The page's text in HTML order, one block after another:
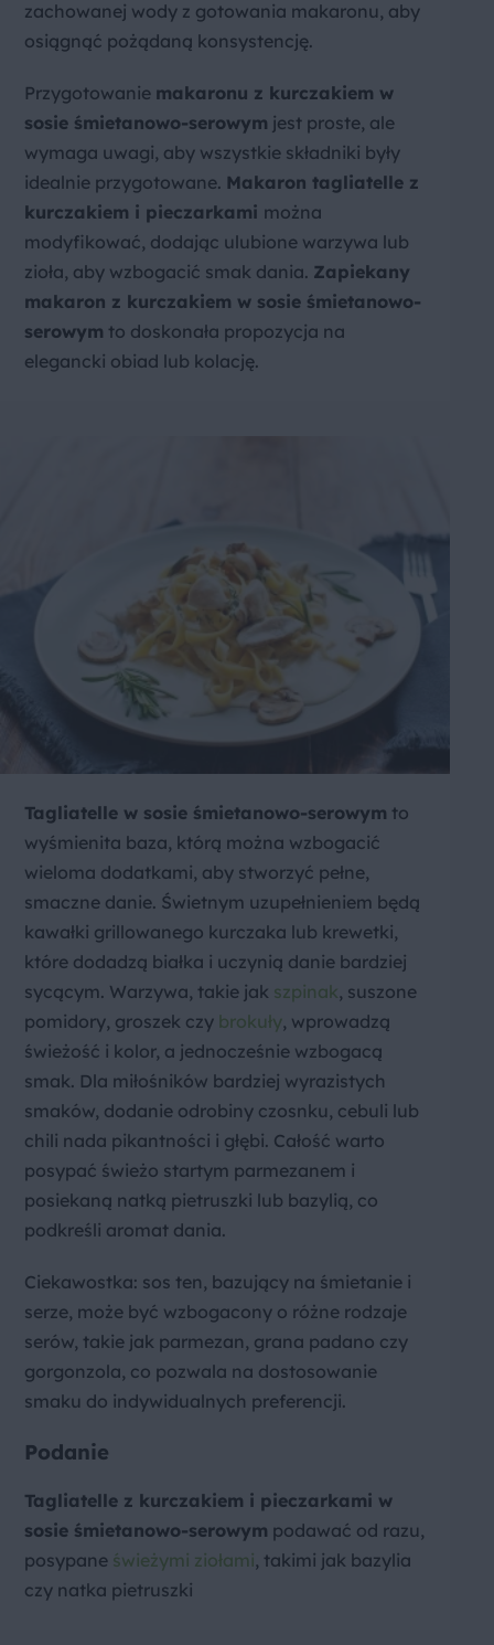
zachowanej wody z gotowania makaronu, aby
osiągnąć pożądaną konsystencję.
Przygotowanie makaronu z kurczakiem w
sosie śmietanowo-serowym jest proste, ale
wymaga uwagi, aby wszystkie składniki były
idealnie przygotowane. Makaron tagliatelle z
kurczakiem i pieczarkami można
modyfikować, dodając ulubione warzywa lub
zioła, aby wzbogacić smak dania. Zapiekany
makaron z kurczakiem w sosie śmietanowo-
serowym to doskonała propozycja na
elegancki obiad lub kolację.
Tagliatelle w sosie śmietanowo-serowym to
wyśmienita baza, którą można wzbogacić
wieloma dodatkami, aby stworzyć pełne,
smaczne danie. Świetnym uzupełnieniem będą
kawałki grillowanego kurczaka lub krewetki,
które dodadzą białka i uczynią danie bardziej
sycącym. Warzywa, takie jak szpinak, suszone
pomidory, groszek czy brokuły, wprowadzą
świeżość i kolor, a jednocześnie wzbogacą
smak. Dla miłośników bardziej wyrazistych
smaków, dodanie odrobiny czosnku, cebuli lub
chili nada pikantności i głębi. Całość warto
posypać świeżo startym parmezanem i
posiekaną natką pietruszki lub bazylią, co
podkreśli aromat dania.
Ciekawostka: sos ten, bazujący na śmietanie i
serze, może być wzbogacony o różne rodzaje
serów, takie jak parmezan, grana padano czy
gorgonzola, co pozwala na dostosowanie
smaku do indywidualnych preferencji.
Podanie
Tagliatelle z kurczakiem i pieczarkami w
sosie śmietanowo-serowym podawać od razu,
posypane świeżymi ziołami, takimi jak bazylia
czy natka pietruszki